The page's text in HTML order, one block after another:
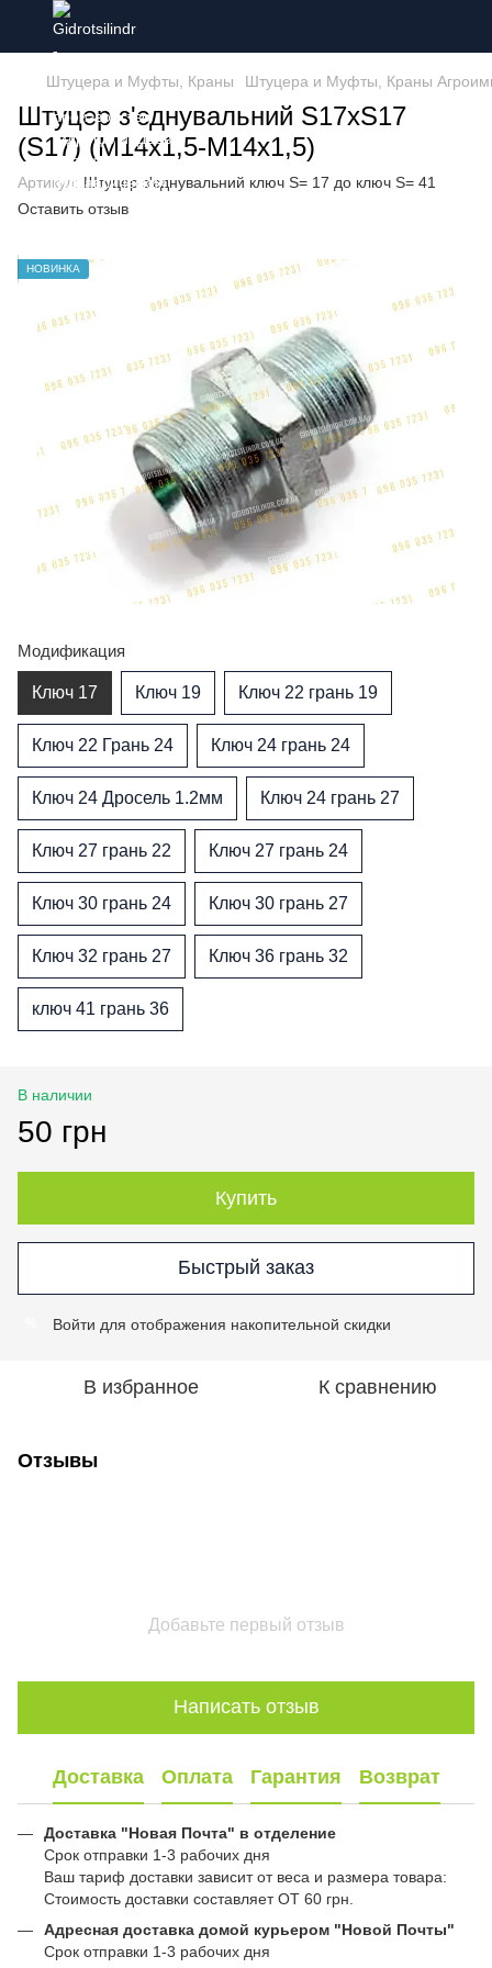
Штуцера и Муфты, Краны Штуцера и Муфты, Краны
Штуцер з'єднувальний S17xS17
(S17) (M14x1,5-M14x1,5)
Артикул: Штуцер з'єднувальний ключ S= 17 до ключ S= 41
Оставить отзыв
НОВИНКА
Модификация
Ключ 17 Ключ 19 Ключ 22 грань 19
Ключ 22 Грань 24 Ключ 24 грань 24
Ключ 24 Дросель 1.2мм Ключ 24 грань 27
Ключ 27 грань 22 Ключ 27 грань 24
Ключ 30 грань 24 Ключ 30 грань 27
Ключ 32 грань 27 Ключ 36 грань 32
ключ 41 грань 36
В наличии
50 грн
Купить
Быстрый заказ
Войти для отображения накопительной скидки
В избранное К сравнению
Отзывы
Добавьте первый отзыв
Написать отзыв
Доставка Оплата Гарантия Возврат
Доставка "Новая Почта" в отделение
Срок отправки 1-3 рабочих дня
Ваш тариф доставки зависит от веса и размера товара:
Стоимость доставки составляет ОТ 60 грн.
Адресная доставка домой курьером "Новой Почты"
Срок отправки 1-3 рабочих дня